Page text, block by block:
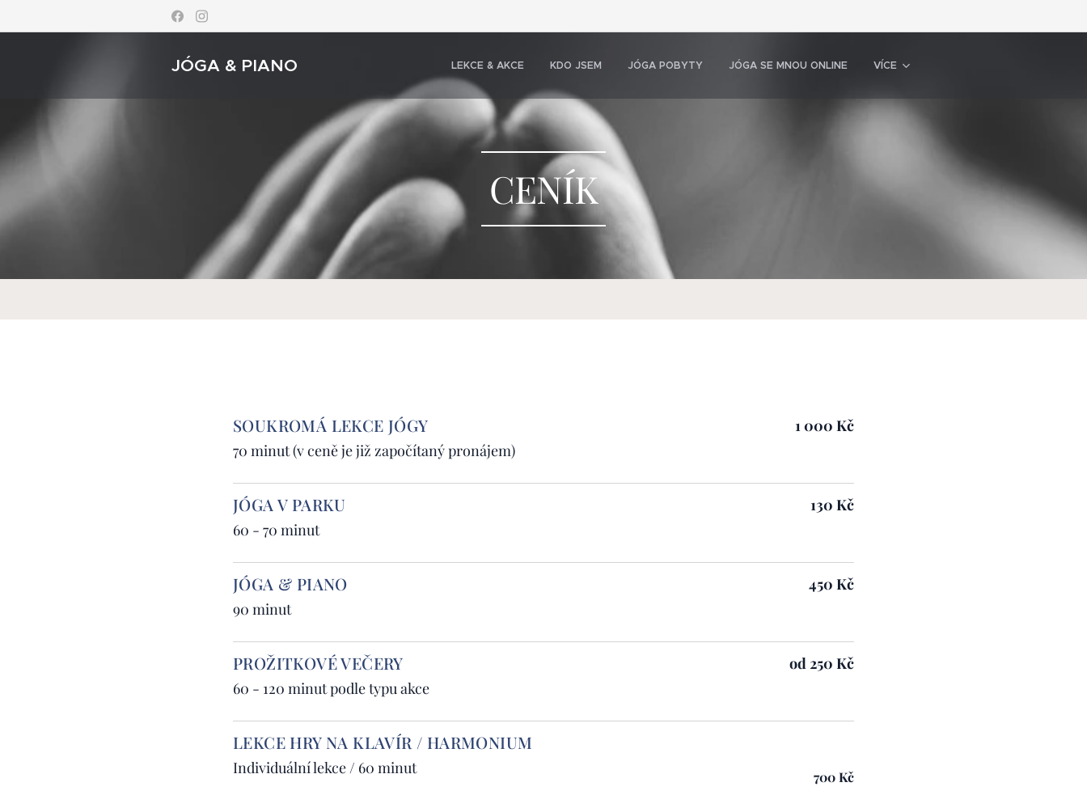
JÓGA & PIANO LEKCE & AKCE KDO JSEM JÓGA POBYTY JÓGA SE MNOU ONLINE VÍCE
CENÍK
SOUKROMÁ LEKCE JÓGY
70 minut (v ceně je již započítaný pronájem)
1 000 Kč
JÓGA V PARKU
60 - 70 minut
130 Kč
JÓGA & PIANO
90 minut
450 Kč
PROŽITKOVÉ VEČERY
60 - 120 minut podle typu akce
od 250 Kč
LEKCE HRY NA KLAVÍR / HARMONIUM
Individuální lekce / 60 minut
700 Kč